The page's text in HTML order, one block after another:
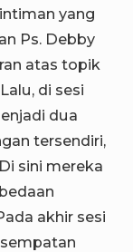
yang
Ps. Debby
atas topik
di sesi
dua
tersendiri,
sini mereka
akhir sesi